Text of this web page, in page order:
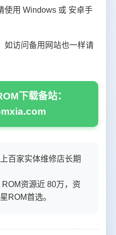
使用 Windows 或 安卓手
如访问备用网站也一样请
下载备站：
百家实体维修店长期
资源近 80万，资
ROM首选。